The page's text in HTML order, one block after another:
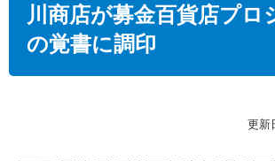
川商店が募金百貨店プロ
の覚書に調印
更新